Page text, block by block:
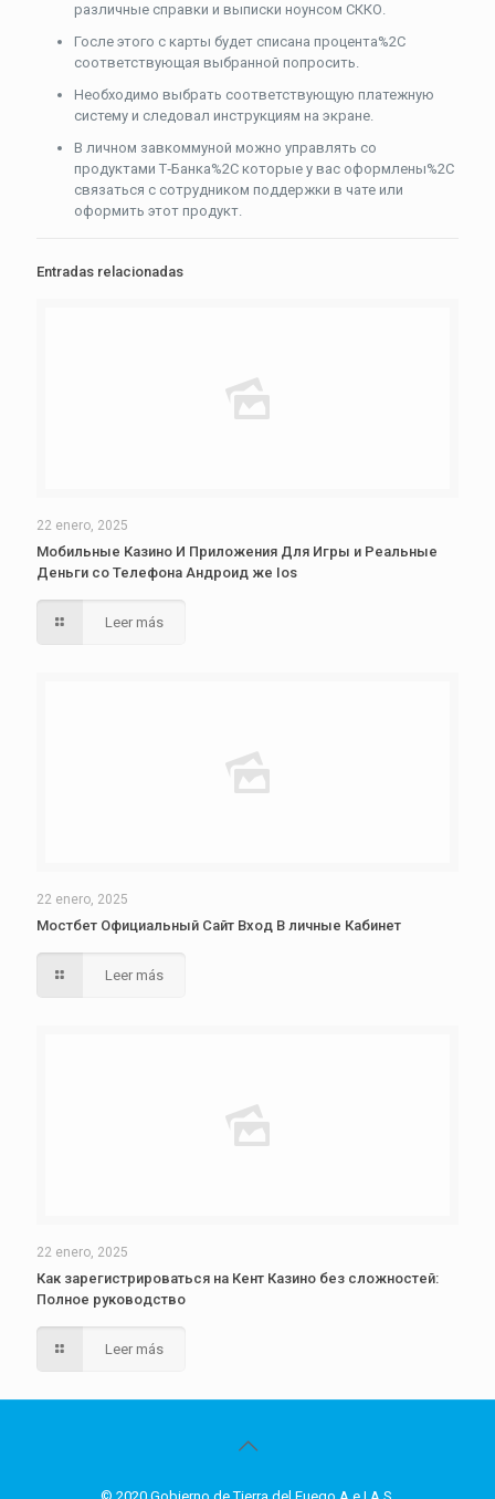
различные справки и выписки ноунсом СККО.
Госле этого с карты будет списана процента%2C
соответствующая выбранной попросить.
Необходимо выбрать соответствующую платежную
систему и следовал инструкциям на экране.
В личном завкоммуной можно управлять со
продуктами Т‑Банка%2C которые у вас оформлены%2C
связаться с сотрудником поддержки в чате или
оформить этот продукт.
Entradas relacionadas
22 enero, 2025
Мобильные Казино И Приложения Для Игры и Реальные
Деньги со Телефона Андроид же Ios
Leer más
22 enero, 2025
Мостбет Официальный Сайт Вход В личные Кабинет
Leer más
22 enero, 2025
Как зарегистрироваться на Кент Казино без сложностей:
Полное руководство
Leer más